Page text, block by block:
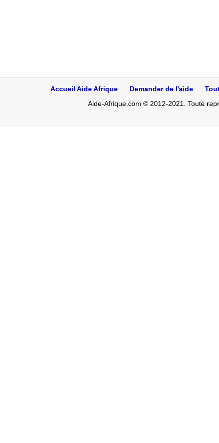
Accueil Aide Afrique Demander de l'aide
Aide-Afrique.com © 2012-2021. Toute